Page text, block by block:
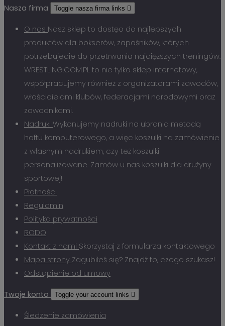
Nasza firma Toggle nasza firma links 
O nas Nasz sklep to dostęo do najlepszych
produktów dla bokserów, zapaśników, których
potrzebujecie do przetrwania najcięższych treningów.
WRESTLING.COM.PL to nie tylko sklep internetowy,
współpracujemy również z organizatorami zawodów,
właścicielami klubów, federacjami narodowymi oraz
zawodnikami.
Nadruki Wykonujemy nadruki na ubrania metodą
haftu komputerowego, a więc koszulki na zamówienie
z własnym nadrukiem, czy też koszulki
personalizowane. Zamów u nas koszulki dla drużyny
sportowej!
Płatności
Regulamin
Polityka prywatności
RODO
Kontakt z nami Skorzystaj z formularza kontaktowego
Mapa strony Zagubiłeś się? Znajdź to, czego szukasz!
Odstąpienie od umowy
Twoje konto Toggle your account links 
Śledzenie zamówienia